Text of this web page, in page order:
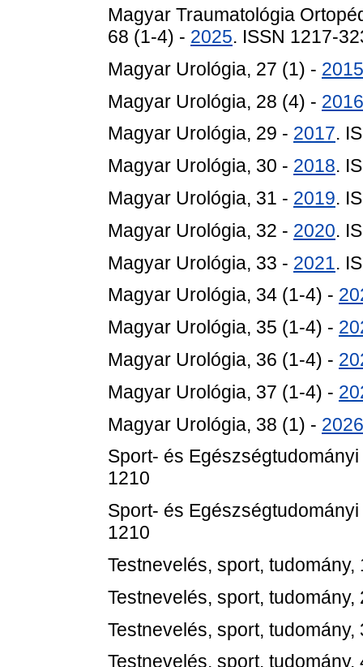
Magyar Traumatológia
68 (1-4) - 2025. ISSN 1217-
Magyar Urológia, 27 (1) - 2015
Magyar Urológia, 28 (4) - 2016
Magyar Urológia, 29 - 2017.
Magyar Urológia, 30 - 2018.
Magyar Urológia, 31 - 2019.
Magyar Urológia, 32 - 2020.
Magyar Urológia, 33 - 2021.
Magyar Urológia, 34 (1-4) -
Magyar Urológia, 35 (1-4) -
Magyar Urológia, 36 (1-4) -
Magyar Urológia, 37 (1-4) -
Magyar Urológia, 38 (1) - 2026
Sport- és
1210
Sport- és
1210
Testnevelés, sport,
Testnevelés, sport,
Testnevelés, sport,
Testnevelés, sport,